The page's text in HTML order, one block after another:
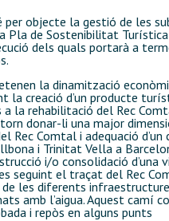
per objecte la gestió de les
Pla de Sostenibilitat
dels quals portarà a
la dinamització
la creació d’un producte
a la rehabilitació del Rec
donar-li una major
Rec Comtal i adequació d’un
i Trinitat Vella a
i/o consolidació d’una
seguint el traçat del Rec
de les diferents
amb l’aigua. Aquest camí
i repòs en alguns punts